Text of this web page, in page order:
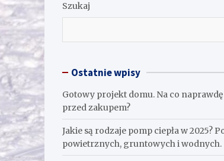
Szukaj
Ostatnie wpisy
Gotowy projekt domu. Na co
przed zakupem?
Jakie są rodzaje pomp ciepła w 2025?
powietrznych, gruntowych i wodnych.